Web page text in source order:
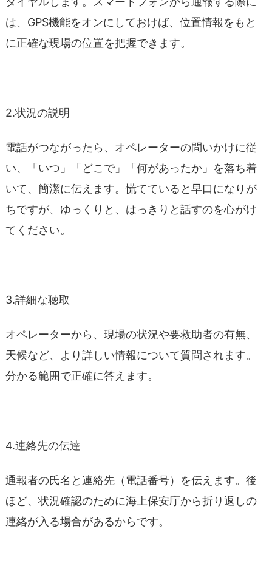
は、GPS機能をオンにしておけば、位置情報をもと
に正確な現場の位置を把握できます。
2.状況の説明
電話がつながったら、オペレーターの問いかけに従
い、「いつ」「どこで」「何があったか」を落ち着
いて、簡潔に伝えます。慌てていると早口になりが
ちですが、ゆっくりと、はっきりと話すのを心がけ
てください。
3.詳細な聴取
オペレーターから、現場の状況や要救助者の有無、
天候など、より詳しい情報について質問されます。
分かる範囲で正確に答えます。
4.連絡先の伝達
通報者の氏名と連絡先（電話番号）を伝えます。後
ほど、状況確認のために海上保安庁から折り返しの
連絡が入る場合があるからです。